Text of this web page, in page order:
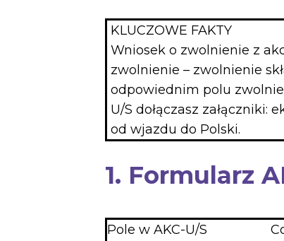
KLUCZOWE FAKTY
Wniosek o zwolnienie z
zwolnienie – zwolnienie
odpowiednim polu
U/S dołączasz
od wjazdu do Polski.
1. Formularz
Pole w AKC-U/S